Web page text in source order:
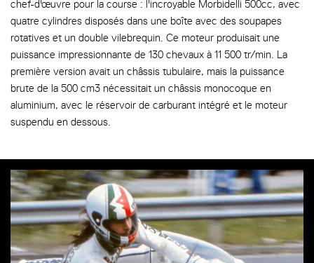
chef-d'œuvre pour la course : l'incroyable Morbidelli 500cc, avec
quatre cylindres disposés dans une boîte avec des soupapes
rotatives et un double vilebrequin. Ce moteur produisait une
puissance impressionnante de 130 chevaux à 11 500 tr/min. La
première version avait un châssis tubulaire, mais la puissance
brute de la 500 cm3 nécessitait un châssis monocoque en
aluminium, avec le réservoir de carburant intégré et le moteur
suspendu en dessous.